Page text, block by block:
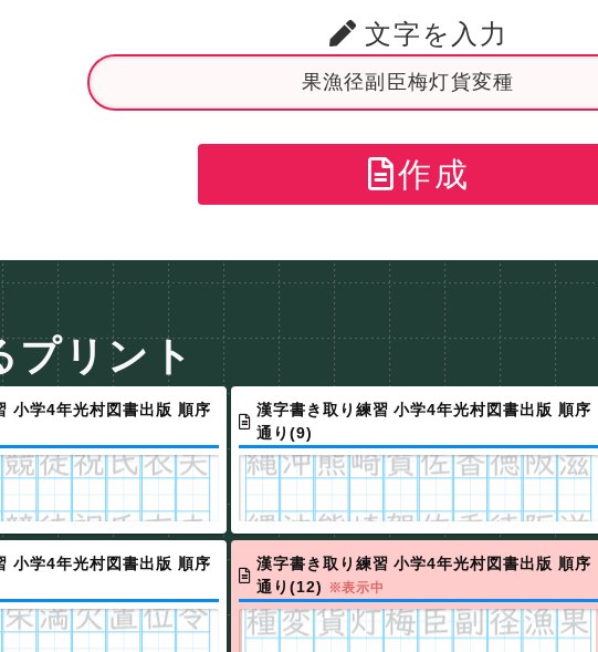
文字を入力
作成
プリント
小学4年光村図書出版 順序
漢字書き取り練習 小学4年光村図書出版 順序
通り(9)
小学4年光村図書出版 順序
漢字書き取り練習 小学4年光村図書出版 順序
通り(12) ※表示中